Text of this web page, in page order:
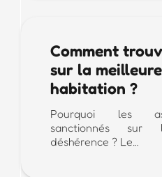
Comment
sur la
habitation ?
Pourquoi les
sanctionnés
déshérence ? Le…